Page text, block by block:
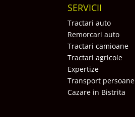
SERVICII
Tractari auto
Remorcari auto
Tractari camioane
Tractari agricole
Expertize
Transport persoane
Cazare in Bistrita